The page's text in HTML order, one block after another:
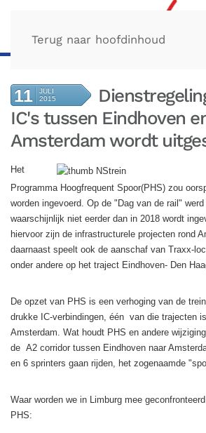
Terug naar hoofdinhoud
11
JULI
2015
IC's tussen Eindhoven
Amsterdam wordt
Het
Programma Hoogfrequent Spoor(PHS) zou
worden ingevoerd. Op de "Dag van de rail"
waarschijnlijk niet eerder dan in 2018 wordt
hiervoor zijn de infrastructurele projecten rond
daarnaast speelt ook de aanschaf van Traxx-
onder andere op het traject Eindhoven- Den
De opzet van PHS is een verhoging van de
drukke IC-verbindingen, één van die trajecten
Amsterdam. Wat houdt PHS en andere
de A2 corridor tussen Eindhoven naar
en 6 sprinters gaan rijden, het zogenaamde
Waar worden we in Limburg mee
PHS: